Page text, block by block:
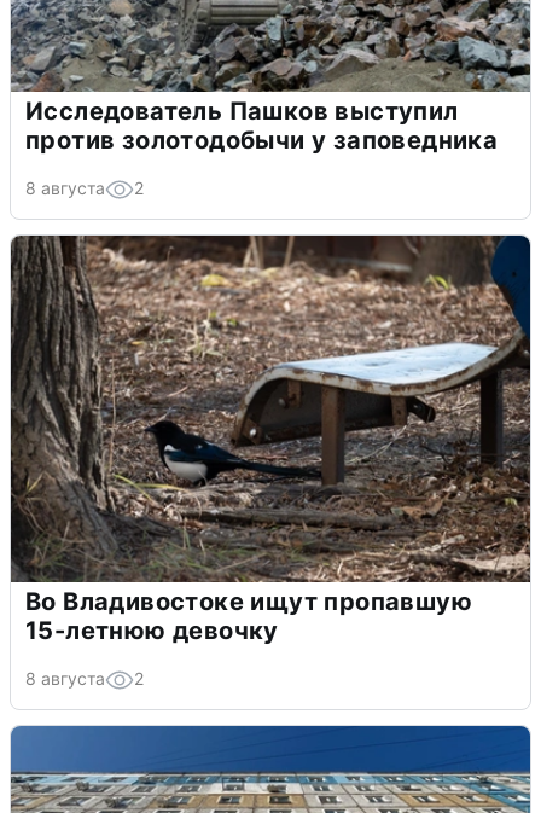
Исследователь Пашков выступил
против золотодобычи у заповедника
8 августа 2
Во Владивостоке ищут пропавшую
15-летнюю девочку
8 августа 2